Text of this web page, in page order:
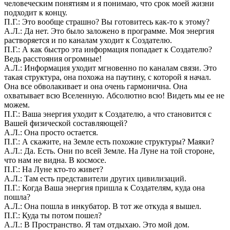
человеческим понятиям и я понимаю, что срок моей жизни
подходит к концу.
П.Г.: Это вообще страшно? Вы готовитесь как-то к этому?
А.Л.: Да нет. Это было заложено в программе. Моя энергия
растворяется и по каналам уходит к Создателю.
П.Г.: А как быстро эта информация попадает к Создателю?
Ведь расстояния огромные!
А.Л.: Информация уходит мгновенно по каналам связи. Это
такая структура, она похожа на паутину, с которой я начал.
Она все обволакивает и она очень гармонична. Она
охватывает всю Вселенную. Абсолютно всю! Видеть мы ее не
можем.
П.Г.: Ваша энергия уходит к Создателю, а что становится с
Вашей физической составляющей?
А.Л.: Она просто остается.
П.Г.: А скажите, на Земле есть похожие структуры? Маяки?
А.Л.: Да. Есть. Они по всей Земле. На Луне на той стороне,
что нам не видна. В космосе.
П.Г.: На Луне кто-то живет?
А.Л.: Там есть представители других цивилизаций.
П.Г.: Когда Ваша энергия пришла к Создателям, куда она
пошла?
А.Л.: Она пошла в инкубатор. В тот же откуда я вышел.
П.Г.: Куда ты потом пошел?
А.Л.: В Пространство. Я там отдыхаю. Это мой дом.